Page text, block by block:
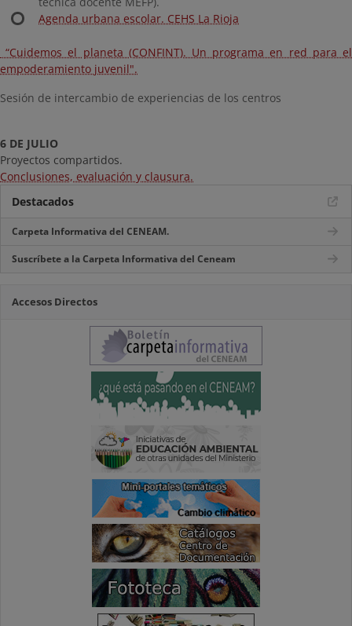
Agenda urbana escolar. CEHS La Rioja
“Cuidemos el planeta (CONFINT). Un programa en red para el
empoderamiento juvenil".
Sesión de intercambio de experiencias de los centros
6 DE JULIO
Proyectos compartidos.
Conclusiones, evaluación y clausura.
Destacados
Carpeta Informativa del CENEAM.
Suscríbete a la Carpeta Informativa del Ceneam
Accesos Directos